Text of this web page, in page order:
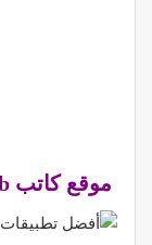
موقع كاتب Katteb – يدعم اللغه العربيه